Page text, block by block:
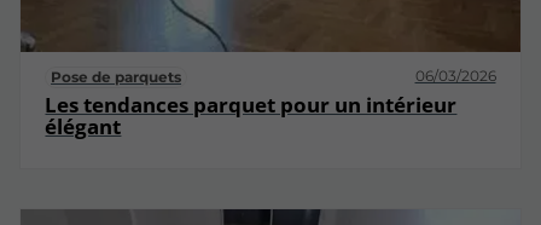
Pose de parquets 06/03/2026
Les tendances parquet pour un intérieur
élégant